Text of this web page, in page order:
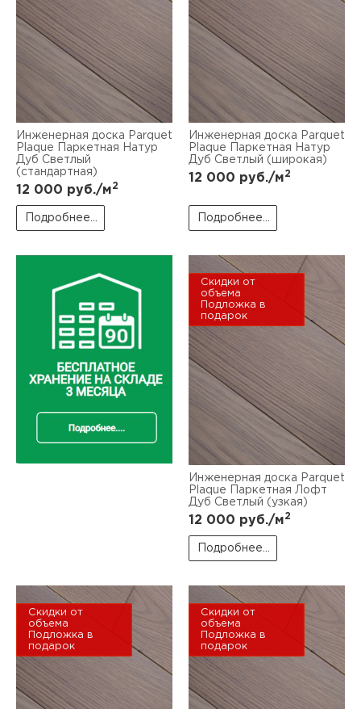
Инженерная доска Parquet
Plaque Паркетная Натур
Дуб Светлый
(стандартная)
12 000 руб./м2
Подробнее...
Инженерная доска Parquet
Plaque Паркетная Натур
Дуб Светлый (широкая)
12 000 руб./м2
Подробнее...
Скидки от
объема
Подложка в
подарок
Инженерная доска Parquet
Plaque Паркетная Лофт
Дуб Светлый (узкая)
12 000 руб./м2
Подробнее...
Скидки от
объема
Подложка в
подарок
Скидки от
объема
Подложка в
подарок